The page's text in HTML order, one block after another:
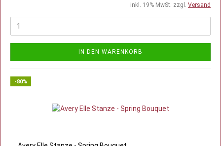
inkl. 19% MwSt. zzgl. Versand
IN DEN WARENKORB
-80%